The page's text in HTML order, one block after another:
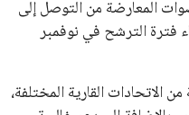
أحدث الأخبار، التحديثات
اشتراك